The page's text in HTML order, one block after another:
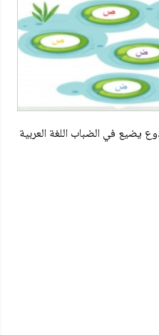
يضيع في الضباب اللغة العربية